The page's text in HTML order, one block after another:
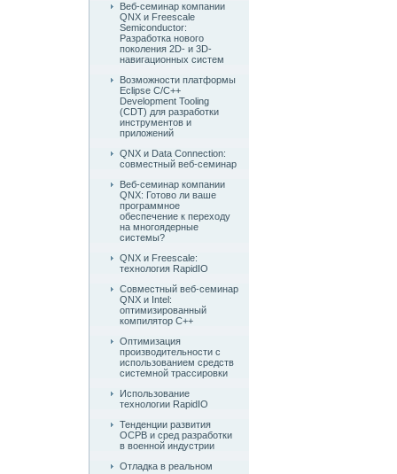
Веб-семинар компании
QNX и Freescale
Semiconductor:
Разработка нового
поколения 2D- и 3D-
навигационных систем
Возможности платформы
Eclipse C/C++
Development Tooling
(CDT) для разработки
инструментов и
приложений
QNX и Data Connection:
совместный веб-семинар
Веб-семинар компании
QNX: Готово ли ваше
программное
обеспечение к переходу
на многоядерные
системы?
QNX и Freescale:
технология RapidIO
Совместный веб-семинар
QNX и Intel:
оптимизированный
компилятор C++
Оптимизация
производительности с
использованием средств
системной трассировки
Использование
технологии RapidIO
Тенденции развития
ОСРВ и сред разработки
в военной индустрии
Отладка в реальном